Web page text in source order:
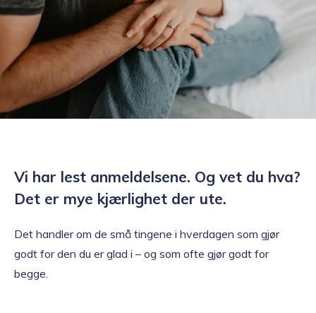
Vi har lest anmeldelsene. Og vet du hva?
Det er mye kjærlighet der ute.
Det handler om de små tingene i hverdagen som gjør
godt for den du er glad i – og som ofte gjør godt for
begge.